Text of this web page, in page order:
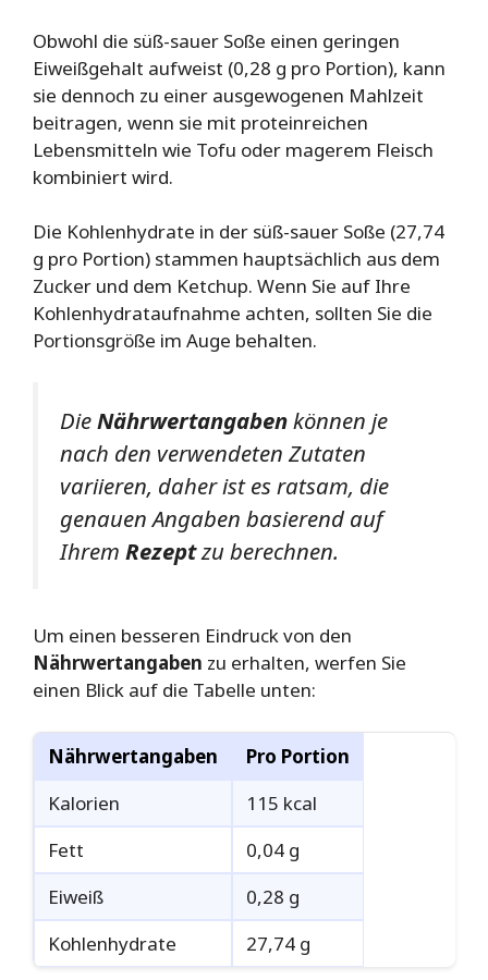
Obwohl die süß-sauer Soße einen geringen
Eiweißgehalt aufweist (0,28 g pro Portion), kann
sie dennoch zu einer ausgewogenen Mahlzeit
beitragen, wenn sie mit proteinreichen
Lebensmitteln wie Tofu oder magerem Fleisch
kombiniert wird.
Die Kohlenhydrate in der süß-sauer Soße (27,74
g pro Portion) stammen hauptsächlich aus dem
Zucker und dem Ketchup. Wenn Sie auf Ihre
Kohlenhydrataufnahme achten, sollten Sie die
Portionsgröße im Auge behalten.
DieNährwertangabenkönnen je
nach den verwendeten Zutaten
variieren, daher ist es ratsam, die
genauen Angaben basierend auf
Ihrem Rezeptzu berechnen.
Um einen besseren Eindruck von den
Nährwertangaben zu erhalten, werfen Sie
einen Blick auf die Tabelle unten:
Nährwertangaben
Pro Portion
Kalorien
115 kcal
Fett
0,04 g
Eiweiß
0,28 g
Kohlenhydrate
27,74 g